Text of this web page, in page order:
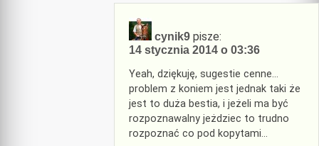
cynik9 pisze:
14 stycznia 2014 o 03:36
Yeah, dziękuję, sugestie cenne…
problem z koniem jest jednak taki że
jest to duża bestia, i jeżeli ma być
rozpoznawalny jeżdziec to trudno
rozpoznać co pod kopytami…